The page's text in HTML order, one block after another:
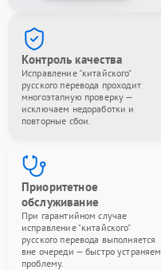
Контроль качества
Исправление "китайского"
русского перевода проходит
многоэтапную проверку —
исключаем недоработки и
повторные сбои.
Приоритетное
обслуживание
При гарантийном случае
исправление "китайского"
русского перевода выполняется
вне очереди — быстро устраняем
проблему.